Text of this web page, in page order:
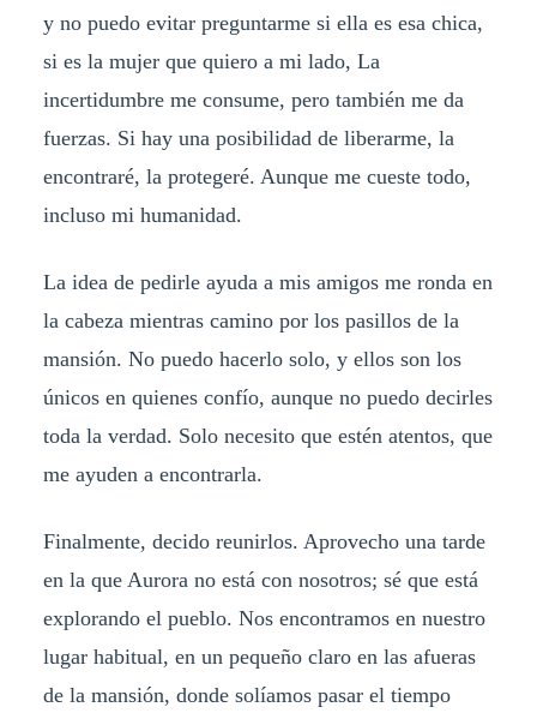
y no puedo evitar preguntarme si ella es esa chica,
si es la mujer que quiero a mi lado, La
incertidumbre me consume, pero también me da
fuerzas. Si hay una posibilidad de liberarme, la
encontraré, la protegeré. Aunque me cueste todo,
incluso mi humanidad.
La idea de pedirle ayuda a mis amigos me ronda en
la cabeza mientras camino por los pasillos de la
mansión. No puedo hacerlo solo, y ellos son los
únicos en quienes confío, aunque no puedo decirles
toda la verdad. Solo necesito que estén atentos, que
me ayuden a encontrarla.
Finalmente, decido reunirlos. Aprovecho una tarde
en la que Aurora no está con nosotros; sé que está
explorando el pueblo. Nos encontramos en nuestro
lugar habitual, en un pequeño claro en las afueras
de la mansión, donde solíamos pasar el tiempo